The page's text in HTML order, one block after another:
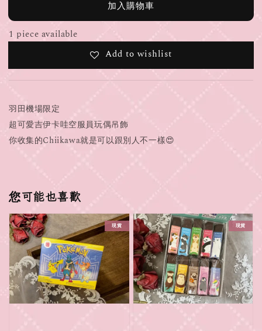
加入購物車
1 piece available
Add to wishlist
羽田機場限定
超可愛吉伊卡哇空服員玩偶吊飾
你收集的Chiikawa就是可以跟別人不一樣😍
您可能也喜歡
現貨 現貨